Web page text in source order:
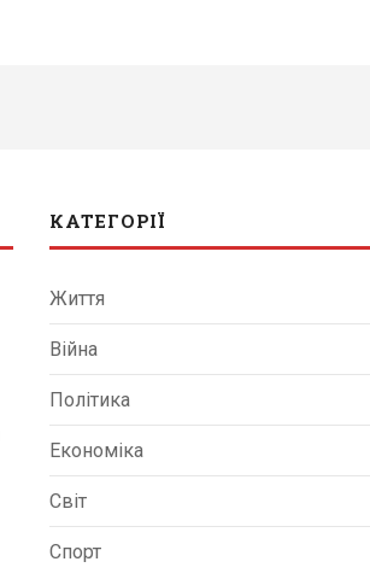
КАТЕГОРІЇ
Життя
Війна
Політика
Економіка
Світ
Спорт